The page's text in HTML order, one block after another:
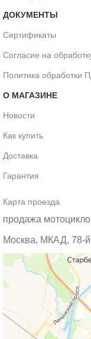
ДОКУМЕНТЫ
Сертификаты
Согласие на
Политика обработки
О МАГАЗИНЕ
Новости
Как купить
Доставка
Гарантия
Карта проезда
продажа
Москва, МКАД, 78-й